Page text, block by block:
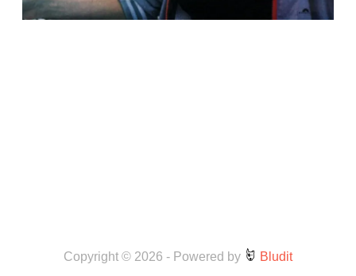
Copyright © 2026 - Powered by Bludit